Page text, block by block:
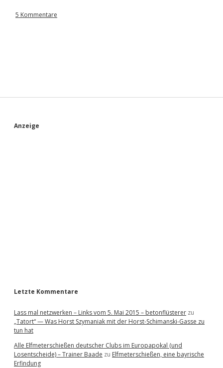
5 Kommentare
S
Anzeige
Letzte Kommentare
Lass mal netzwerken – Links vom 5. Mai 2015 – betonflüsterer zu
„Tatort“ — Was Horst Szymaniak mit der Horst-Schimanski-Gasse zu
tun hat
Alle Elfmeterschießen deutscher Clubs im Europapokal (und
Losentscheide) – Trainer Baade zu Elfmeterschießen, eine bayrische
Erfindung